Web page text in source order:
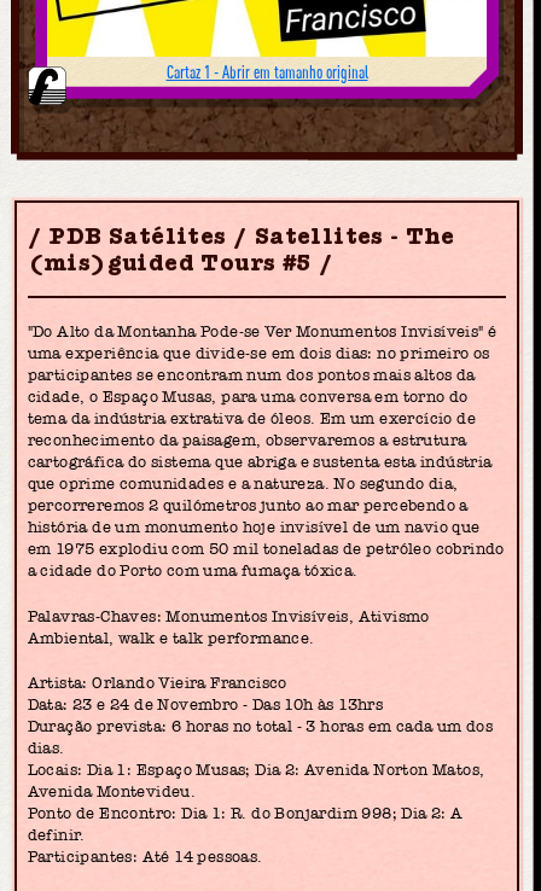
Cartaz 1 - Abrir em tamanho original
PDB Satélites / Satellites - The
(mis)guided Tours #5
"Do Alto da Montanha Pode-se Ver Monumentos Invisíveis" é
uma experiência que divide-se em dois dias: no primeiro os
participantes se encontram num dos pontos mais altos da
cidade, o Espaço Musas, para uma conversa em torno do
tema da indústria extrativa de óleos. Em um exercício de
reconhecimento da paisagem, observaremos a estrutura
cartográfica do sistema que abriga e sustenta esta indústria
que oprime comunidades e a natureza. No segundo dia,
percorreremos 2 quilómetros junto ao mar percebendo a
história de um monumento hoje invisível de um navio que
em 1975 explodiu com 50 mil toneladas de petróleo cobrindo
a cidade do Porto com uma fumaça tóxica.
Palavras-Chaves: Monumentos Invisíveis, Ativismo
Ambiental, walk e talk performance.
Artista: Orlando Vieira Francisco
Data: 23 e 24 de Novembro - Das 10h às 13hrs
Duração prevista: 6 horas no total - 3 horas em cada um dos
dias.
Locais: Dia 1: Espaço Musas; Dia 2: Avenida Norton Matos,
Avenida Montevideu.
Ponto de Encontro: Dia 1: R. do Bonjardim 998; Dia 2: A
definir.
Participantes: Até 14 pessoas.